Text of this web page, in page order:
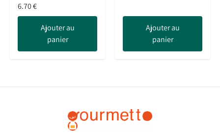
6.70€
Ajouter au
panier
Ajouter au
panier